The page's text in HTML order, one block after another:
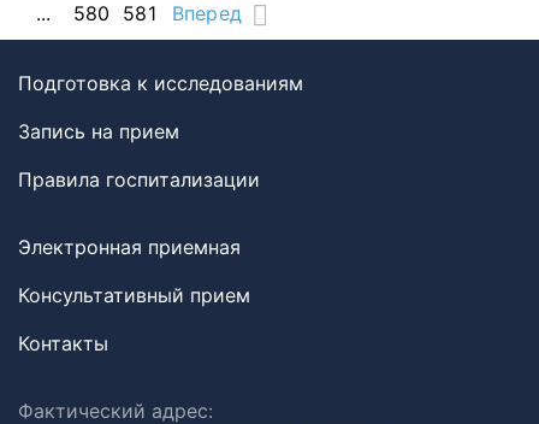
...
580 581 Вперед
Подготовка к исследованиям
Запись на прием
Правила госпитализации
Электронная приемная
Консультативный прием
Контакты
Фактический адрес: